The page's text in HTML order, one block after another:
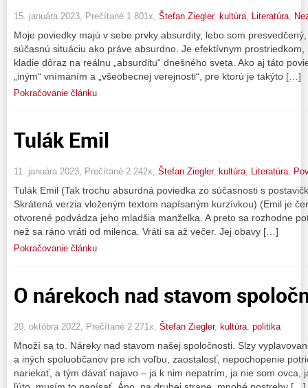
15. januára 2023, Prečítané 1 801x, Štefan Ziegler, kultúra, Literatúra,
Moje poviedky majú v sebe prvky absurdity, lebo som
súčasnú situáciu ako práve absurdno. Je efektívnym
kladie dôraz na reálnu „absurditu“ dnešného sveta. Ako aj táto
„iným“ vnímaním a „všeobecnej verejnosti“, pre ktorú je takýto […]
Pokračovanie článku
Tulák Emil
11. januára 2023, Prečítané 2 242x, Štefan Ziegler, kultúra Literatúra
Tulák Emil (Tak trochu absurdná poviedka zo súčasnosti s
Skrátená verzia vloženým textom napísaným kurzívkou) (Emil je
otvorené podvádza jeho mladšia manželka. A preto sa rozhodne
než sa ráno vráti od milenca. Vráti sa až večer. Jej obavy […]
Pokračovanie článku
O nárekoch nad stavom
20. októbra 2022, Prečítané 2 271x, Štefan Ziegler, kultúra politika
Množí sa to. Náreky nad stavom našej spoločnosti. Slzy
a iných spoluobčanov pre ich voľbu, zaostalosť, nepochopenie
nariekať, a tým dávať najavo – ja k nim nepatrím, ja nie som ovca,